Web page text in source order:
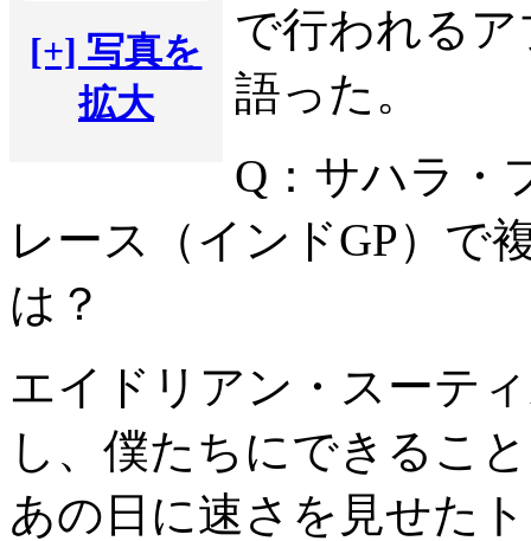
[+] 写真を
拡大
で行われる
語った。
Q：サハラ・
レース（インドGP）で
は？
エイドリアン・スーテ
し、僕たちにできるこ
あの日に速さを見せた